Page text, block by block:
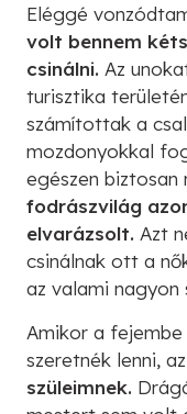
Eléggé
volt bennem
csinálni. Az
turisztika
számítottak a
mozdonyokkal
egészen biztosan
fodrászvilág
elvarázsolt. Azt
csinálnak ott a
az valami nagyon
Amikor a
szeretnék lenni, az
szüleimnek.